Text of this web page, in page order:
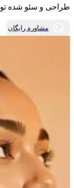
طراحی و سئو شده
مشاوره رایگان